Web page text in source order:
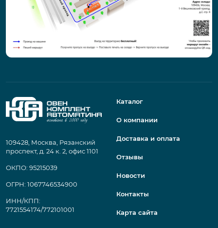
109428, Москва, Рязанский
проспект, д. 24 к. 2, офис 1101
ОКПО: 95215039
ОГРН: 1067746534900
ИНН/КПП:
7721554174/772101001
Каталог
О компании
Доставка и оплата
Отзывы
Новости
Контакты
Карта сайта